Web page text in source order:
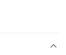
AFTEE先享後付」